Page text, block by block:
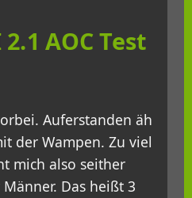
AOC Test
Auferstanden äh
der Wampen. Zu viel
mich also seither
Das heißt 3